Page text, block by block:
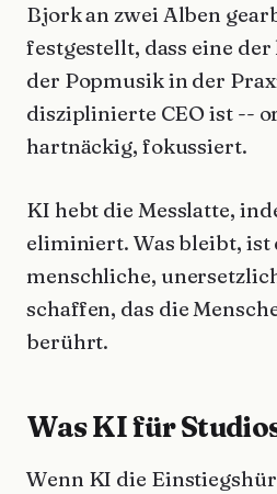
Bjork an zwei Alben
festgestellt, dass eine
der Popmusik in der
disziplinierte CEO ist --
hartnäckig, fokussiert.
KI hebt die Messlatte,
eliminiert. Was bleibt, ist
menschliche,
schaffen, das die
berührt.
Was KI für
Wenn KI die